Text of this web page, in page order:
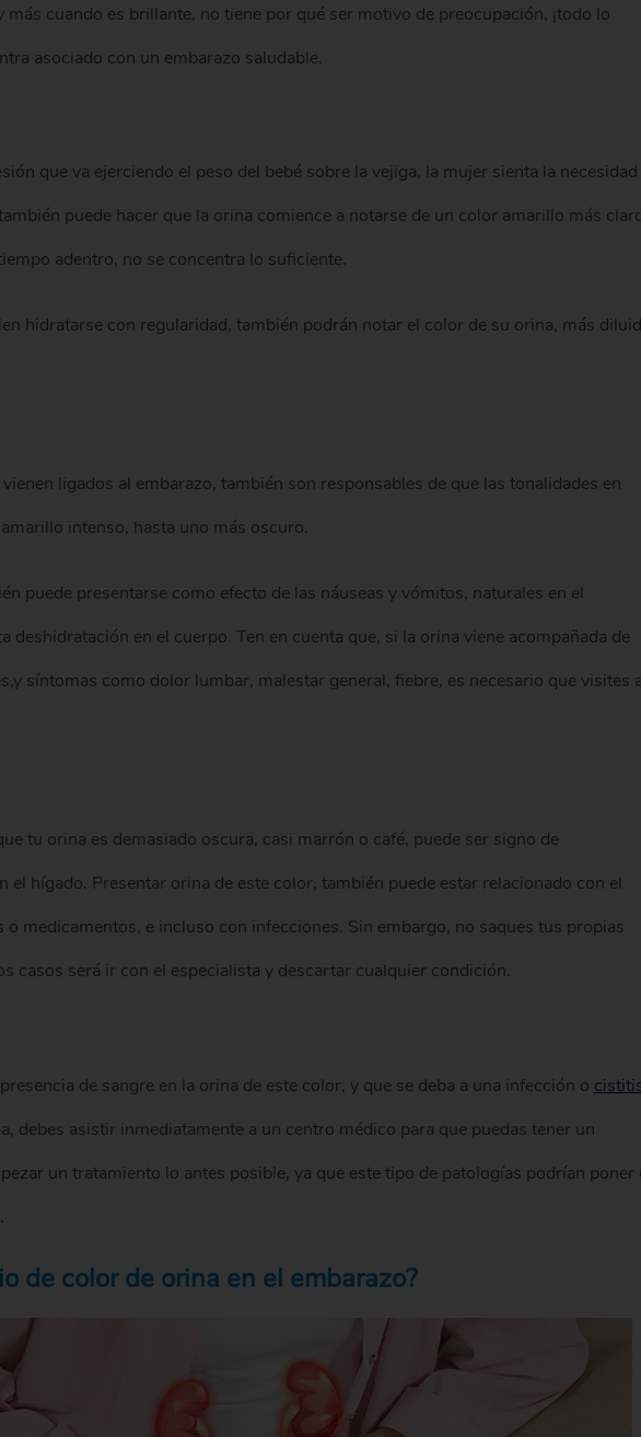
más cuando es brillante, no tiene por qué ser motivo de preocupación, ¡todo lo
asociado con un embarazo saludable.
que va ejerciendo el peso del bebé sobre la vejiga, la mujer sienta la necesidad
puede hacer que la orina comience a notarse de un color amarillo más
adentro, no se concentra lo suficiente.
hidratarse con regularidad, también podrán notar el color de su orina, más
vienen ligados al embarazo, también son responsables de que las tonalidades en
intenso, hasta uno más oscuro.
puede presentarse como efecto de las náuseas y vómitos, naturales en el
deshidratación en el cuerpo. Ten en cuenta que, si la orina viene acompañada de
síntomas como dolor lumbar, malestar general, fiebre, es necesario que visites
tu orina es demasiado oscura, casi marrón o café, puede ser signo de
el hígado. Presentar orina de este color, también puede estar relacionado con el
medicamentos, e incluso con infecciones. Sin embargo, no saques tus propias
casos será ir con el especialista y descartar cualquier condición.
de sangre en la orina de este color, y que se deba a una infección o
debes asistir inmediatamente a un centro médico para que puedas tener un
un tratamiento lo antes posible, ya que este tipo de patologías podrían poner
de color de orina en el embarazo?